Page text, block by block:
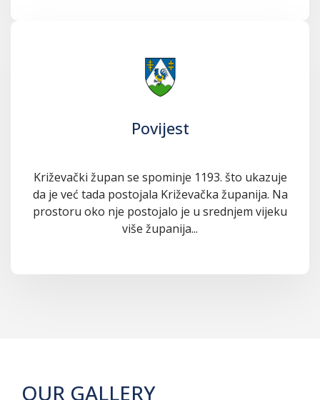
Povijest
Križevački župan se spominje 1193. što ukazuje
da je već tada postojala Križevačka županija. Na
prostoru oko nje postojalo je u srednjem vijeku
više županija...
OUR GALLERY